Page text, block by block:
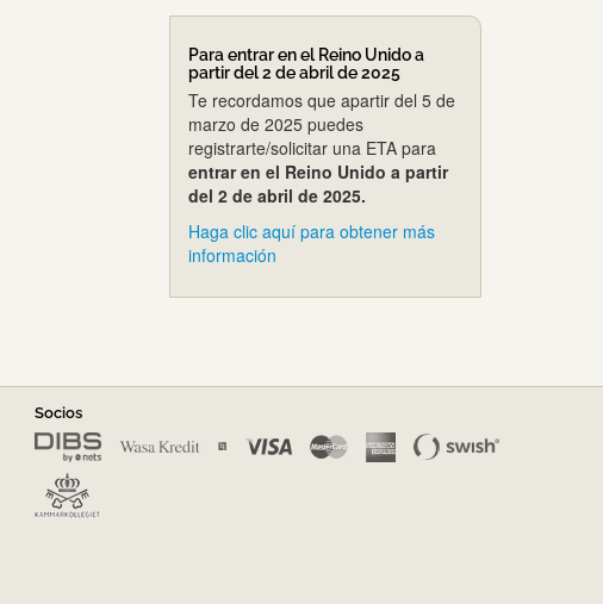
Para entrar en el Reino Unido a
partir del 2 de abril de 2025
Te recordamos que apartir del 5 de
marzo de 2025 puedes
registrarte/solicitar una ETA para
entrar en el Reino Unido a partir
del 2 de abril de 2025.
Haga clic aquí para obtener más
información
Socios